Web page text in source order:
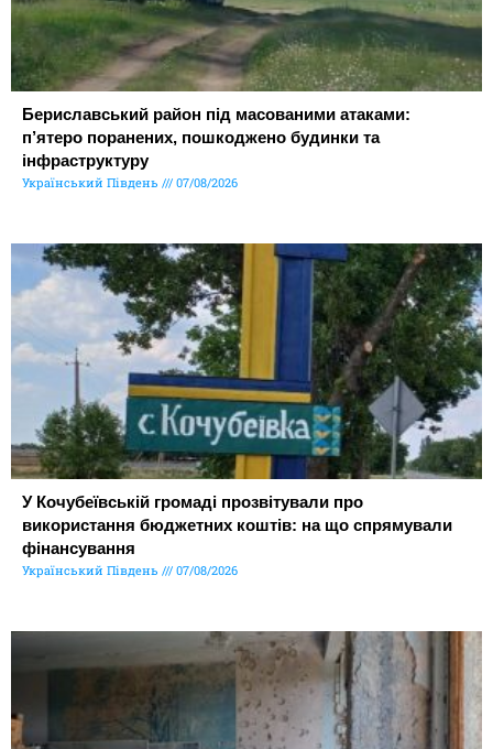
Бериславський район під масованими атаками:
п’ятеро поранених, пошкоджено будинки та
інфраструктуру
Український Південь 07/08/2026
У Кочубеївській громаді прозвітували про
використання бюджетних коштів: на що спрямували
фінансування
Український Південь 07/08/2026